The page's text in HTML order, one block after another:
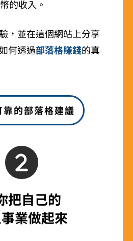
的收入。
，並在這個網站上分享
何透過部落格賺錢的真
的部落格建議
把自己的
業做起來